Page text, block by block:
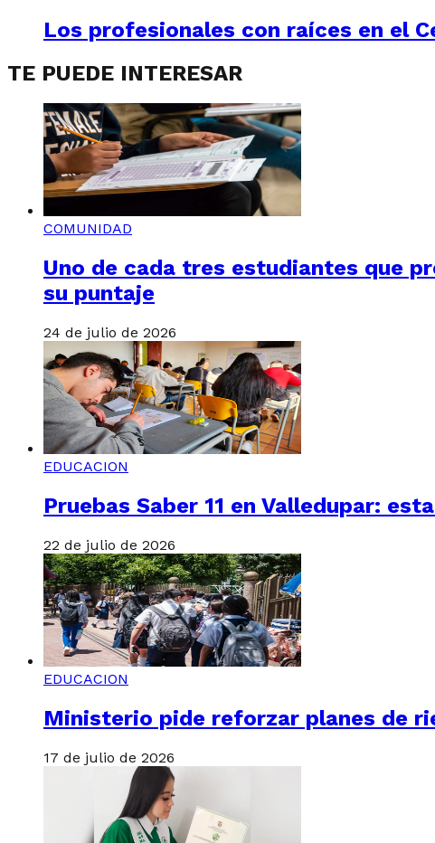
Los profesionales con raíces en el
TE PUEDE INTERESAR
COMUNIDAD
Uno de cada tres estudiantes que
su puntaje
24 de julio de 2026
EDUCACION
Pruebas Saber 11 en Valledupar:
22 de julio de 2026
EDUCACION
Ministerio pide reforzar planes de
17 de julio de 2026